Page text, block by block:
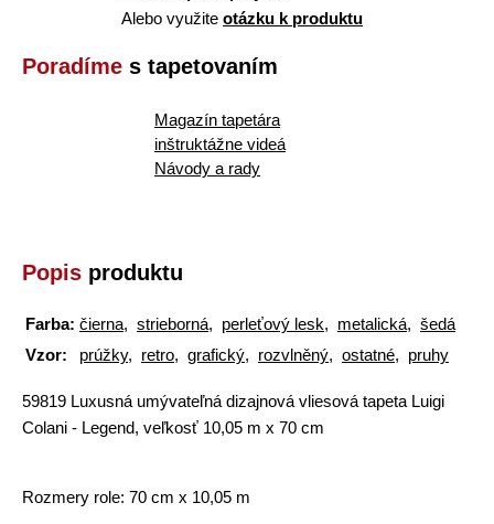
Alebo využite otázku k produktu
Poradíme s tapetovaním
Magazín tapetára
inštruktážne videá
Návody a rady
Popis produktu
Farba: čierna, strieborná, perleťový lesk, metalická, šedá
Vzor:
prúžky, retro, grafický, rozvlněný, ostatné, pruhy
59819 Luxusná umývateľná dizajnová vliesová tapeta Luigi
Colani - Legend, veľkosť 10,05 m x 70 cm
Rozmery role: 70 cm x 10,05 m